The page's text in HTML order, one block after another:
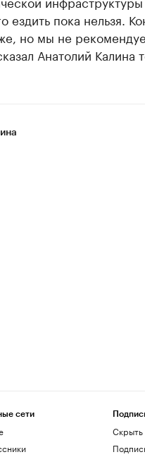
ездить пока нельзя.
но мы не
Анатолий Калина
сети
Скрыть